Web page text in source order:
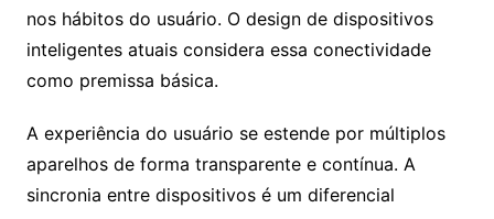
nos hábitos do usuário. O design de dispositivos
inteligentes atuais considera essa conectividade
como premissa básica.
A experiência do usuário se estende por múltiplos
aparelhos de forma transparente e contínua. A
sincronia entre dispositivos é um diferencial